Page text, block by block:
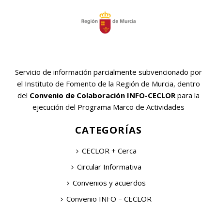
Servicio de información parcialmente subvencionado por
el Instituto de Fomento de la Región de Murcia, dentro
del Convenio de Colaboración INFO-CECLOR para la
ejecución del Programa Marco de Actividades
CATEGORÍAS
CECLOR + Cerca
Circular Informativa
Convenios y acuerdos
Convenio INFO – CECLOR